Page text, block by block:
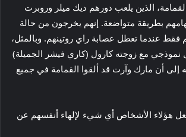
الذين يلعب دورهم ديك ميلر وروبرت
بطريقة متواضعة. إنهم يخرجون من حالة
عندما تعطل عصابة راي روتينهم. وبالمثل،
مع زوجته كارول (كاري فيشر الجميلة)
إلى أن مارك وآرت قد ألقوا القمامة في جميع
هؤلاء الأشخاص أي شيء لإلهاء أنفسهم عن